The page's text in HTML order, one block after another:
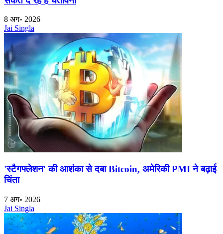
8 अग॰ 2026
Jai Singla
'स्टैगफ्लेशन' की आशंका से दबा Bitcoin, अमेरिकी PMI ने बढ़ाई
चिंता
7 अग॰ 2026
Jai Singla